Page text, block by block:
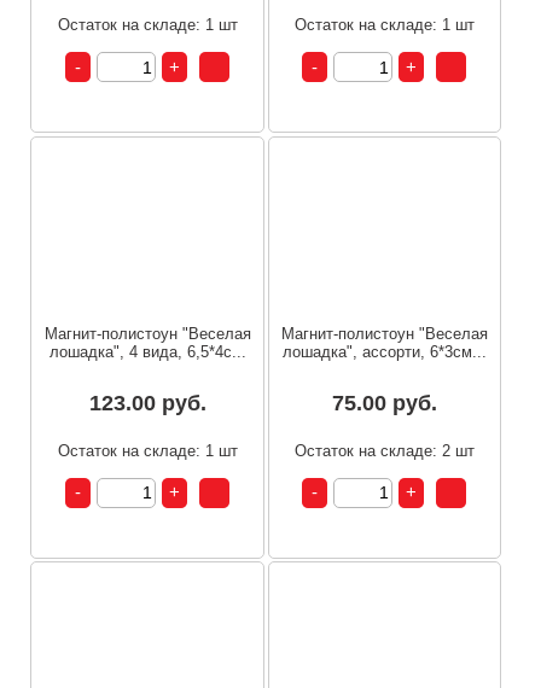
Остаток на складе: 1 шт Остаток на складе: 1 шт
Магнит-полистоун "Веселая
лошадка", 4 вида, 6,5*4с...
123.00 руб.
Остаток на складе: 1 шт
Магнит-полистоун "Веселая
лошадка", ассорти, 6*3см...
75.00 руб.
Остаток на складе: 2 шт